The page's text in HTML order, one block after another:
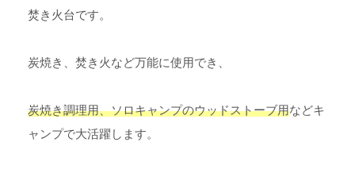
焚き火台です。
炭焼き、焚き火など万能に使用でき、
炭焼き調理用、ソロキャンプのウッドストーブ用などキ
ャンプで大活躍します。